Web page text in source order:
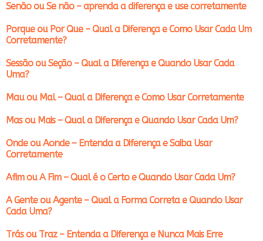
Senão ou Se não – aprenda a diferença e use corretamente
Porque ou Por Que – Qual a Diferença e Como Usar Cada Um
Corretamente?
Sessão ou Seção – Qual a Diferença e Quando Usar Cada
Uma?
Mau ou Mal – Qual a Diferença e Como Usar Corretamente
Mas ou Mais – Qual a Diferença e Quando Usar Cada Um?
Onde ou Aonde – Entenda a Diferença e Saiba Usar
Corretamente
Afim ou A Fim – Qual é o Certo e Quando Usar Cada Um?
A Gente ou Agente – Qual a Forma Correta e Quando Usar
Cada Uma?
Trás ou Traz – Entenda a Diferença e Nunca Mais Erre